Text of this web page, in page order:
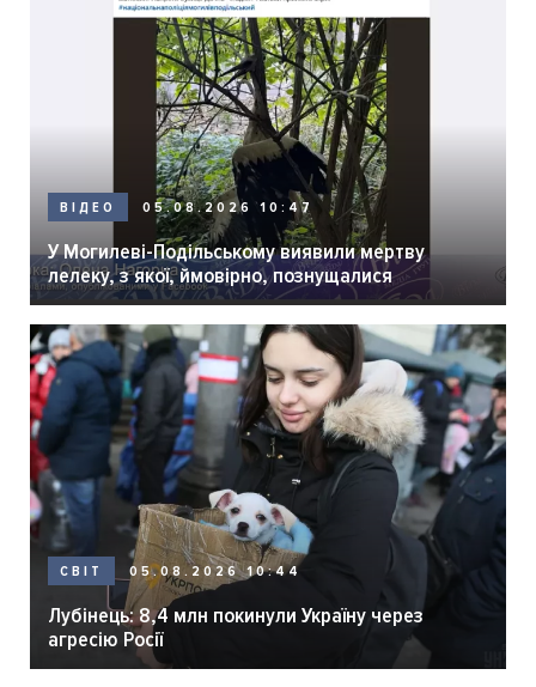
ВІДЕО 05.08.2026 10:47
У Могилеві-Подільському виявили мертву
лелеку, з якої, ймовірно, познущалися
СВІТ 05.08.2026 10:44
Лубінець: 8,4 млн покинули Україну через
агресію Росії